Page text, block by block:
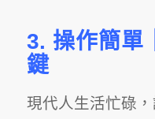
3. 操作簡單
鍵
現代人生活忙碌